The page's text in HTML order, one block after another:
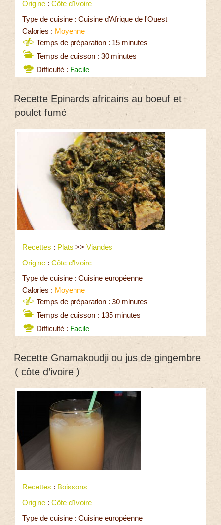
Origine : Côte d'Ivoire
Type de cuisine : Cuisine d'Afrique de l'Ouest
Calories : Moyenne
Temps de préparation : 15 minutes
Temps de cuisson : 30 minutes
Difficulté : Facile
Recette Epinards africains au boeuf et
poulet fumé
Recettes : Plats >> Viandes
Origine : Côte d'Ivoire
Type de cuisine : Cuisine européenne
Calories : Moyenne
Temps de préparation : 30 minutes
Temps de cuisson : 135 minutes
Difficulté : Facile
Recette Gnamakoudji ou jus de gingembre
( côte d’ivoire )
Recettes : Boissons
Origine : Côte d'Ivoire
Type de cuisine : Cuisine européenne